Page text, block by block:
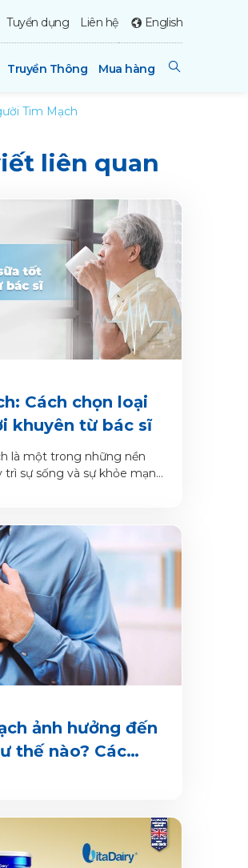
Tuyển dụng Liên hệ English
Truyền Thông Mua hàng
Tim Mạch
liên quan
Cách chọn loại
khuyên từ bác sĩ
là một trong những nền
sự sống và sự khỏe mạnh
ảnh hưởng đến
thế nào? Các